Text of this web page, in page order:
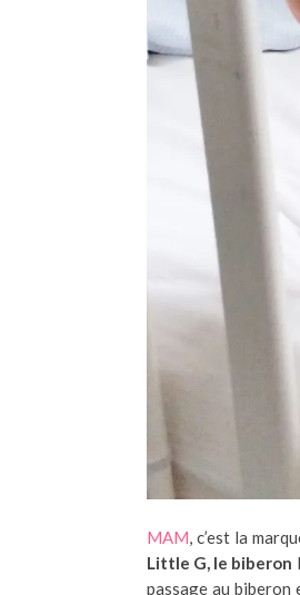
MAM, c’est la
Little G, le biberon
passage au